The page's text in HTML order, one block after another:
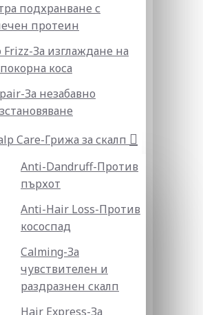
подхранване с
протеин
Frizz-За изглаждане на
коса
За незабавно
Care-Грижа за скалп
Anti-Dandruff-Против
пърхот
Anti-Hair Loss-Против
кососпад
Calming-За
чувствителен и
раздразнен скалп
Hair Express-За